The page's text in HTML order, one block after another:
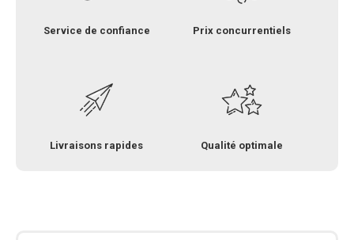
Service de confiance Prix concurrentiels
Livraisons rapides Qualité optimale